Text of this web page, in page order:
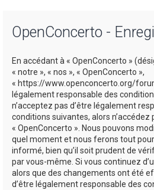
OpenConcerto -
En accédant à « OpenConcerto »
« notre », « nos », « OpenConcerto »,
« https://www.openconcerto.org/
légalement responsable des
n’acceptez pas d’être légalement
conditions suivantes, alors n’accédez
« OpenConcerto ». Nous pouvons
quel moment et nous ferons tout
informé, bien qu’il soit prudent de
par vous-même. Si vous continuez
alors que des changements ont été
d’être légalement responsable des